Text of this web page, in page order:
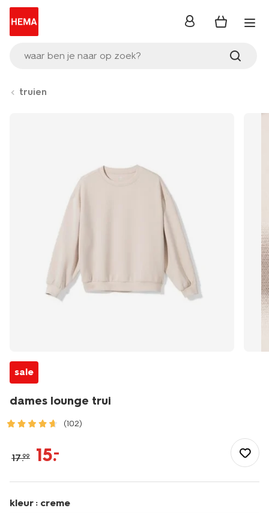
waar ben je naar op zoek?
inloggen
truien
sale
dames lounge trui
(102)
lounge-
trui-
17.99 15.–
kleur : creme